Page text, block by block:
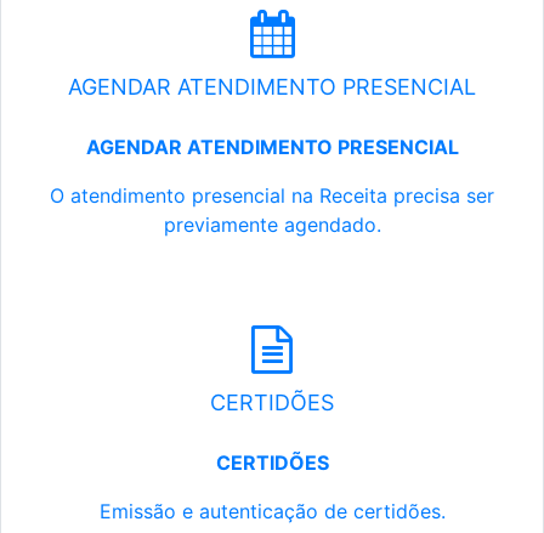
AGENDAR ATENDIMENTO PRESENCIAL
AGENDAR ATENDIMENTO PRESENCIAL
O atendimento presencial na Receita precisa ser
previamente agendado.
CERTIDÕES
CERTIDÕES
Emissão e autenticação de certidões.